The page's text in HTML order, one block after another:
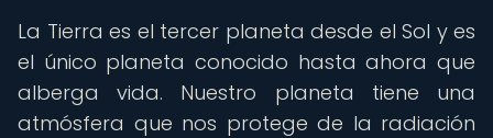
La Tierra es el tercer planeta desde el Sol y es
el único planeta conocido hasta ahora que
alberga vida. Nuestro planeta tiene una
atmósfera que nos protege de la radiación